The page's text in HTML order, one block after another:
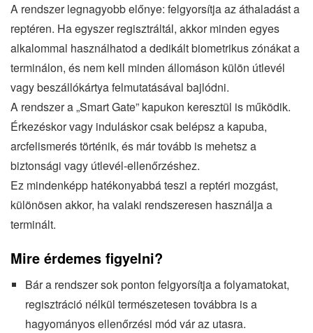
A rendszer legnagyobb előnye: felgyorsítja az áthaladást a
reptéren. Ha egyszer regisztráltál, akkor minden egyes
alkalommal használhatod a dedikált biometrikus zónákat a
terminálon, és nem kell minden állomáson külön útlevél
vagy beszállókártya felmutatásával bajlódni.
A rendszer a „Smart Gate” kapukon keresztül is működik.
Érkezéskor vagy induláskor csak belépsz a kapuba,
arcfelismerés történik, és már tovább is mehetsz a
biztonsági vagy útlevél-ellenőrzéshez.
Ez mindenképp hatékonyabbá teszi a reptéri mozgást,
különösen akkor, ha valaki rendszeresen használja a
terminált.
Mire érdemes figyelni?
Bár a rendszer sok ponton felgyorsítja a folyamatokat,
regisztráció nélkül természetesen továbbra is a
hagyományos ellenőrzési mód vár az utasra.